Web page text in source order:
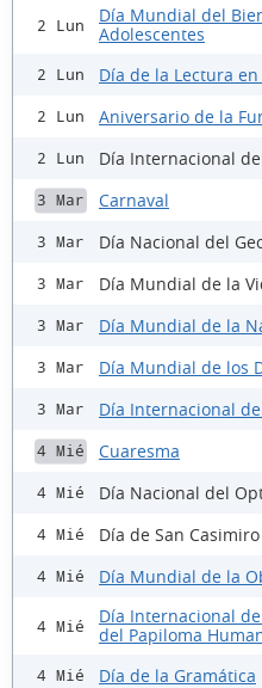
2 Lun
Día Mundial del
Adolescentes
2 Lun Día de la Lectura
2 Lun Aniversario de la
2 Lun Día Internacional
3 Mar Carnaval
3 Mar Día Nacional del
3 Mar Día Mundial de la
3 Mar Día Mundial de la
3 Mar Día Mundial de los
3 Mar Día Internacional
4 Mié Cuaresma
4 Mié Día Nacional del
4 Mié Día de San Casimiro
4 Mié Día Mundial de la
4 Mié
Día Internacional
del Papiloma
4 Mié Día de la Gramática